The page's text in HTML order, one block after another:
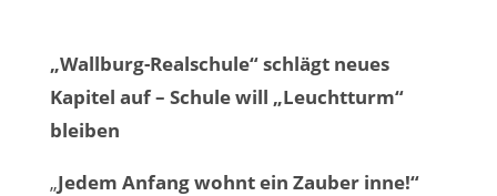
„Wallburg-Realschule“ schlägt neues
Kapitel auf – Schule will „Leuchtturm“
bleiben
„Jedem Anfang wohnt ein Zauber inne!“